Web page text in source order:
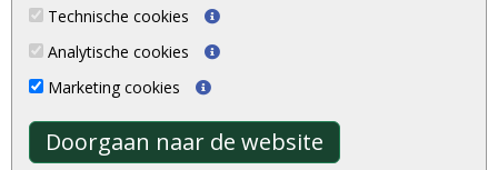
Technische cookies
Analytische cookies
Marketing cookies
Doorgaan naar de website
Tuinhout
Schutting
Vlonderplanken
Tuinpalen
Tuinhekken
Tuindeuren
Tuinschermen
Steigerplanken
Douglas hout